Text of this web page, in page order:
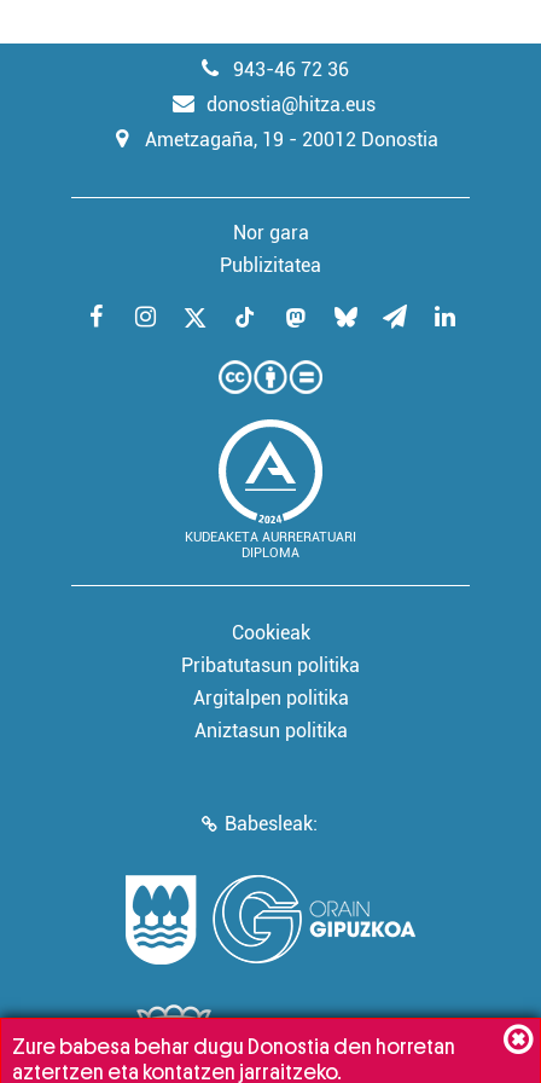
943-46 72 36
donostia@hitza.eus
Ametzagaña, 19 - 20012 Donostia
Nor gara
Publizitatea
KUDEAKETA AURRERATUARI
DIPLOMA
Cookieak
Pribatutasun politika
Argitalpen politika
Aniztasun politika
Babesleak:
Zure babesa behar dugu Donostia den horretan
aztertzen eta kontatzen jarraitzeko.